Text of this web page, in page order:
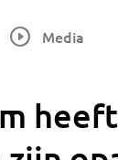
Media